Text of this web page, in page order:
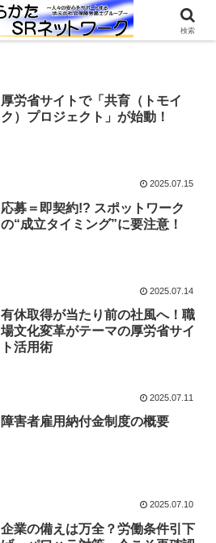
厚労省サイトで「共育（トモイ
ク）プロジェクト」が始動！
2025.07.15
応募＝即契約!? スポットワーク
の“成立タイミング”に要注意！
2025.07.14
有休取得が当たり前の社風へ！職
場文化変革がテーマの厚労省サイ
ト活用術
2025.07.11
障害者雇用納付金制度の概要
2025.07.10
企業の備えは万全？労働条件引下
検索